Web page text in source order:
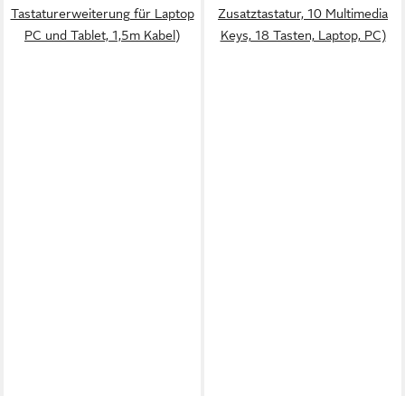
Tastaturerweiterung für Laptop
PC und Tablet, 1,5m Kabel)
Zusatztastatur, 10 Multimedia
Keys, 18 Tasten, Laptop, PC)